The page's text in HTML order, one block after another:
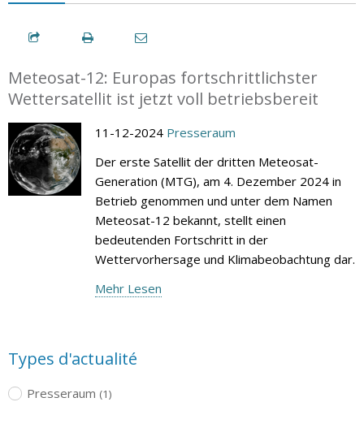
Meteosat-12: Europas fortschrittlichster
Wettersatellit ist jetzt voll betriebsbereit
11-12-2024 Presseraum
Der erste Satellit der dritten Meteosat-
Generation (MTG), am 4. Dezember 2024 in
Betrieb genommen und unter dem Namen
Meteosat-12 bekannt, stellt einen
bedeutenden Fortschritt in der
Wettervorhersage und Klimabeobachtung dar.
Mehr Lesen
Types d'actualité
Presseraum (1)